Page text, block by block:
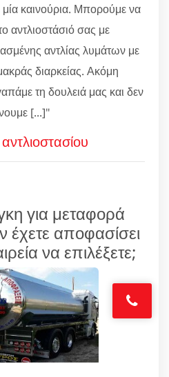
καινούρια. Μπορούμε να
αντλιοστάσιό σας με
αντλίας λυμάτων με
διαρκείας. Ακόμη
τη δουλειά μας και δεν
[...]"
για μεταφορά
έχετε αποφασίσει
να επιλέξετε;